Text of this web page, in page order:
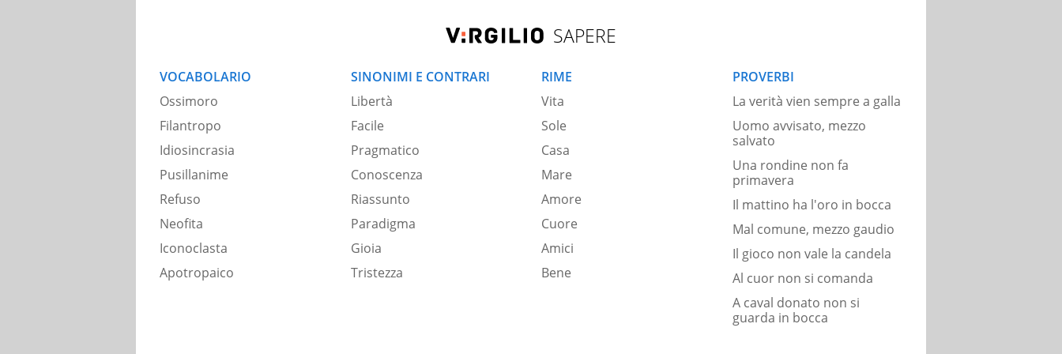
SAPERE
VOCABOLARIO
Ossimoro
Filantropo
Idiosincrasia
Pusillanime
Refuso
Neofita
Iconoclasta
Apotropaico
SINONIMI E CONTRARI
Libertà
Facile
Pragmatico
Conoscenza
Riassunto
Paradigma
Gioia
Tristezza
RIME
Vita
Sole
Casa
Mare
Amore
Cuore
Amici
Bene
PROVERBI
La verità vien sempre a galla
Uomo avvisato, mezzo
salvato
Una rondine non fa
primavera
Il mattino ha l'oro in bocca
Mal comune, mezzo gaudio
Il gioco non vale la candela
Al cuor non si comanda
A caval donato non si
guarda in bocca